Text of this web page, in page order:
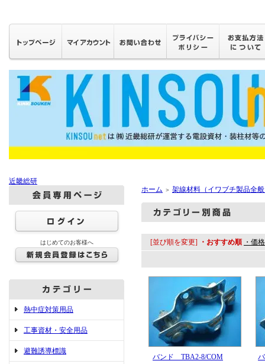
近畿総研
はじめてのお客様へ
熱中症対策用品
工事資材・安全用品
避難誘導標識
ホーム ＞ 架線材料（イワブチ製品全
[並び順を変更] ・おすすめ順 ・価
バンド TBA2-8/COM